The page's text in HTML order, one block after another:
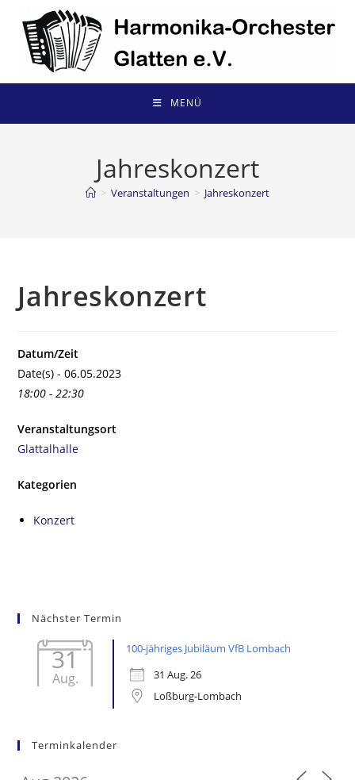
Inhalt
springen
MENÜ
Jahreskonzert
> Veranstaltungen > Jahreskonzert
Jahreskonzert
Datum/Zeit
Date(s) - 06.05.2023
18:00 - 22:30
Veranstaltungsort
Glattalhalle
Kategorien
Konzert
Nächster Termin
31
Aug.
100-jähriges Jubiläum VfB Lombach
31 Aug. 26
Loßburg-Lombach
Terminkalender